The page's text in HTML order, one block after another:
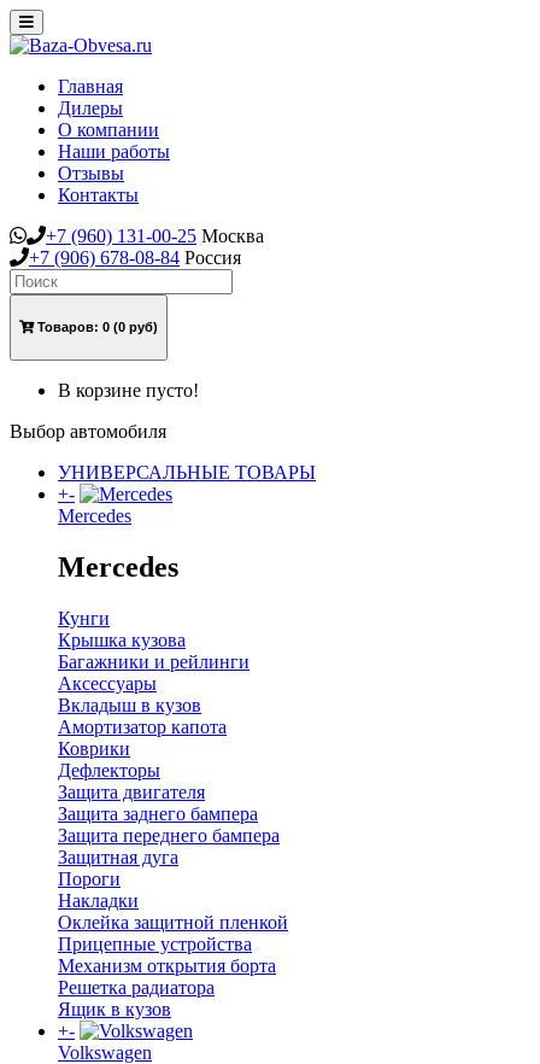
Toggle
navigation
Главная
Дилеры
О компании
Наши работы
Отзывы
Контакты
+7 (960) 131-00-25 Москва
+7 (906) 678-08-84 Россия
Товаров: 0 (0 руб)
В корзине пусто!
Выбор автомобиля
УНИВЕРСАЛЬНЫЕ ТОВАРЫ
+-
Mercedes
Mercedes
Кунги
Крышка кузова
Багажники и рейлинги
Аксессуары
Вкладыш в кузов
Амортизатор капота
Коврики
Дефлекторы
Защита двигателя
Защита заднего бампера
Защита переднего бампера
Защитная дуга
Пороги
Накладки
Оклейка защитной пленкой
Прицепные устройства
Механизм открытия борта
Решетка радиатора
Ящик в кузов
+-
Volkswagen